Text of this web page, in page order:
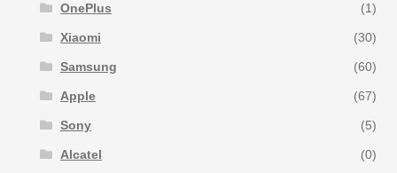
OnePlus (1)
Xiaomi (30)
Samsung (60)
Apple (67)
Sony (5)
Alcatel (0)